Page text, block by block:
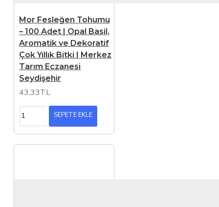
Mor Fesleğen Tohumu
– 100 Adet | Opal Basil,
Aromatik ve Dekoratif
Çok Yıllık Bitki | Merkez
Tarım Eczanesi
Seydişehir
43,33TL
SEPETE EKLE